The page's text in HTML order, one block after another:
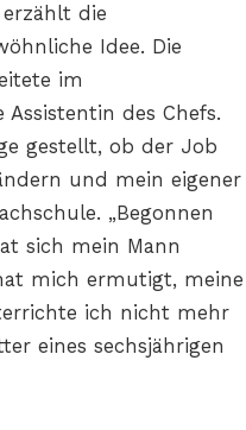
die
Idee. Die
im
des Chefs.
gestellt, ob der Job
und mein eigener
„Begonnen
sich mein Mann
mich ermutigt, meine
ich nicht mehr
eines sechsjährigen